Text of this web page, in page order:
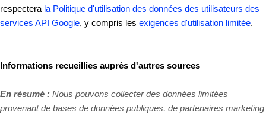
respectera la Politique d'utilisation des données des utilisateurs des
services API Google, y compris les exigences d'utilisation limitée.
Informations recueillies auprès d'autres sources
En résumé : Nous pouvons collecter des données limitées
provenant de bases de données publiques, de partenaires marketing